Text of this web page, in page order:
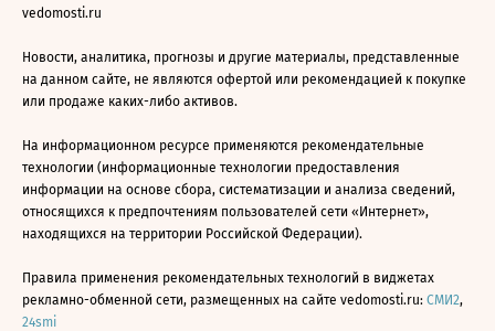
vedomosti.ru
Новости, аналитика, прогнозы и другие материалы, представленные
на данном сайте, не являются офертой или рекомендацией к покупке
или продаже каких-либо активов.
На информационном ресурсе применяются рекомендательные
технологии (информационные технологии предоставления
информации на основе сбора, систематизации и анализа сведений,
относящихся к предпочтениям пользователей сети «Интернет»,
находящихся на территории Российской Федерации).
Правила применения рекомендательных технологий в виджетах
рекламно-обменной сети, размещенных на сайте vedomosti.ru: СМИ2,
24smi